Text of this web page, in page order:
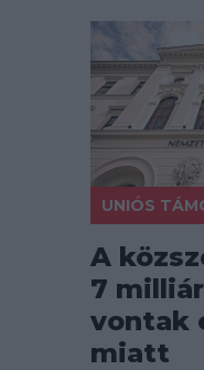
UNIÓS
A
7
vontak
miatt